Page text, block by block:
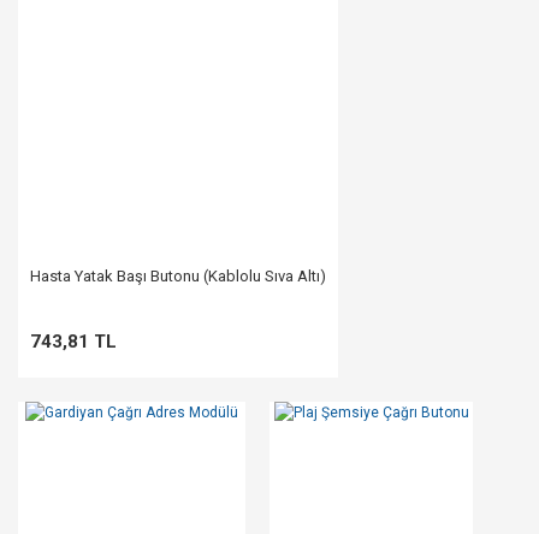
Hasta Yatak Başı Butonu (Kablolu Sıva Altı)
743,81 TL